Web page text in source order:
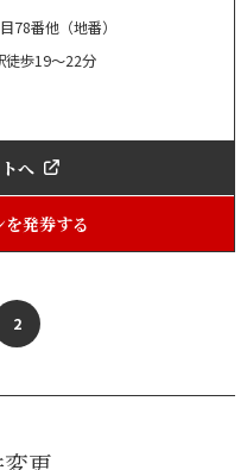
78番他（地番）
徒歩19～22分
へ
発券する
2